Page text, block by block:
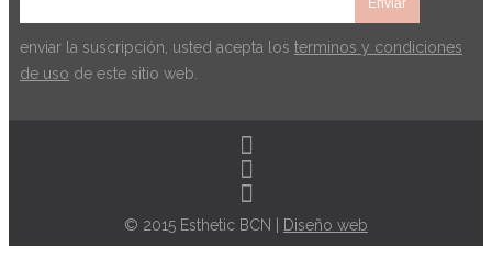
enviar la suscripción, usted acepta los terminos y condiciones
de uso de este sitio web.
© 2015 Esthetic BCN | Diseño web